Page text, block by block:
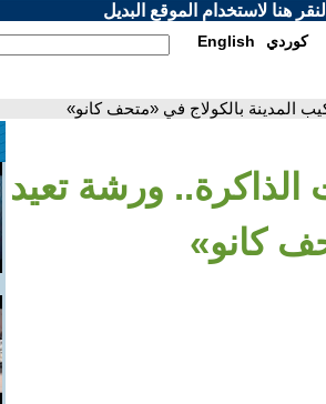
هنا لاستخدام الموقع البديل
English كوردي
المدينة بالكولاج في «متحف كانو»
ورشة تعيد
كانو»